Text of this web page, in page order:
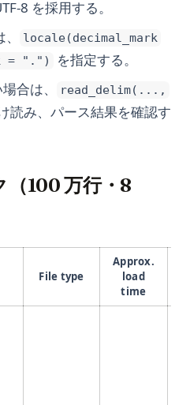
8 を採用する。
locale(decimal_mark
= ".")
を指定する。
合は、
read_delim(...,
読み、パース結果を確認す
（100 万行・8
File type
Approx.
load
time